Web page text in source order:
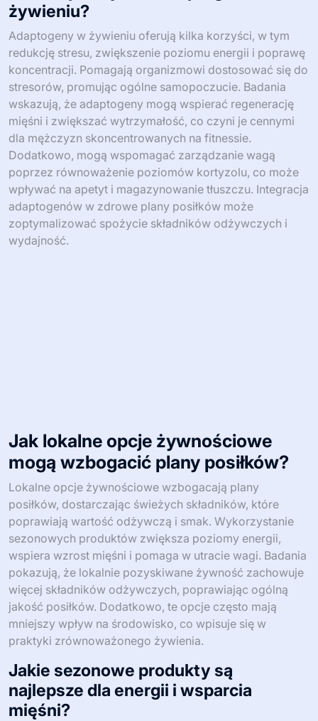
żywieniu?
Adaptogeny w żywieniu oferują kilka korzyści, w tym
redukcję stresu, zwiększenie poziomu energii i poprawę
koncentracji. Pomagają organizmowi dostosować się do
stresorów, promując ogólne samopoczucie. Badania
wskazują, że adaptogeny mogą wspierać regenerację
mięśni i zwiększać wytrzymałość, co czyni je cennymi
dla mężczyzn skoncentrowanych na fitnessie.
Dodatkowo, mogą wspomagać zarządzanie wagą
poprzez równoważenie poziomów kortyzolu, co może
wpływać na apetyt i magazynowanie tłuszczu. Integracja
adaptogenów w zdrowe plany posiłków może
zoptymalizować spożycie składników odżywczych i
wydajność.
Jak lokalne opcje żywnościowe
mogą wzbogacić plany posiłków?
Lokalne opcje żywnościowe wzbogacają plany
posiłków, dostarczając świeżych składników, które
poprawiają wartość odżywczą i smak. Wykorzystanie
sezonowych produktów zwiększa poziomy energii,
wspiera wzrost mięśni i pomaga w utracie wagi. Badania
pokazują, że lokalnie pozyskiwane żywność zachowuje
więcej składników odżywczych, poprawiając ogólną
jakość posiłków. Dodatkowo, te opcje często mają
mniejszy wpływ na środowisko, co wpisuje się w
praktyki zrównoważonego żywienia.
Jakie sezonowe produkty są
najlepsze dla energii i wsparcia
mięśni?